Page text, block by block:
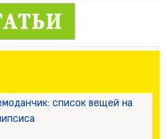
список вещей на